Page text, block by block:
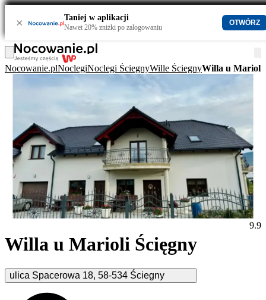
× Taniej w aplikacji
Nawet 20% zniżki po zalogowaniu
OTWÓRZ
Nocowanie.plNoclegiNoclegi ŚciegnyWille ŚciegnyWilla u Marioli
Willa u Marioli Ścięgny
ulica Spacerowa 18, 58-534 Ściegny
9.9